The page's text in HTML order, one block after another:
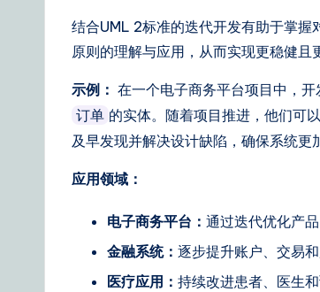
结合UML 2标准的迭代开发有助于掌握
原则的理解与应用，从而实现更稳健且
示例： 在一个电子商务平台项目中，
订单 的实体。随着项目推进，他们可
及早发现并解决设计缺陷，确保系统更
应用领域：
电子商务平台： 通过迭代优化产
金融系统： 逐步提升账户、交易
医疗应用： 持续改进患者、医生